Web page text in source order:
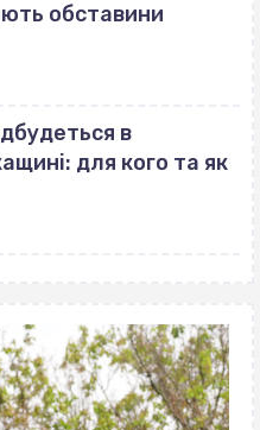
обставини
в
для кого та як